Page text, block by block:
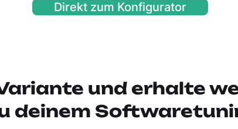
Direkt zum Konfigurator
und erhalte
deinem